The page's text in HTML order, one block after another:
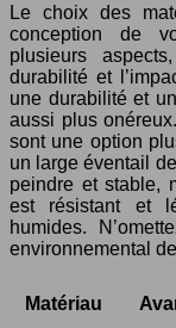
Le choix des
conception de
plusieurs
durabilité et
une durabilité et
aussi plus
sont une option
un large éventail
peindre et stable,
est résistant et
humides.
environnemental
Matériau